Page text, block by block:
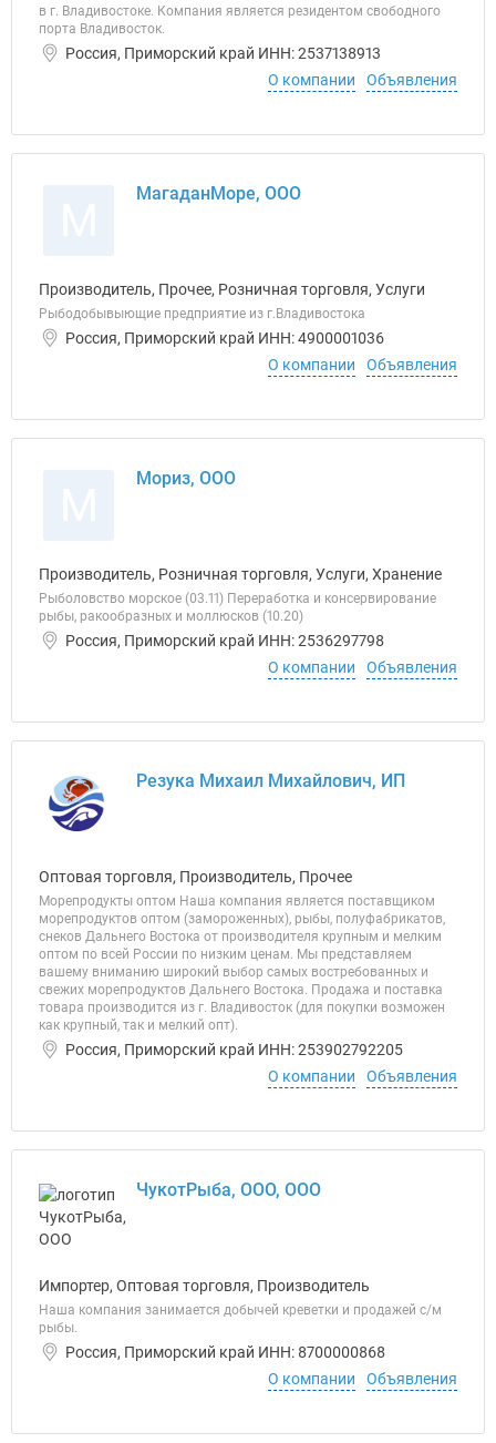
в г. Владивостоке. Компания является резидентом свободного
порта Владивосток.
Россия, Приморский край ИНН: 2537138913
О компании
Объявления
МагаданМоре, ООО
Производитель, Прочее, Розничная торговля, Услуги
Рыбодобывыющие предприятие из г.Владивостока
Россия, Приморский край ИНН: 4900001036
О компании
Объявления
Мориз, ООО
Производитель, Розничная торговля, Услуги, Хранение
Рыболовство морское (03.11) Переработка и консервирование
рыбы, ракообразных и моллюсков (10.20)
Россия, Приморский край ИНН: 2536297798
О компании
Объявления
Резука Михаил Михайлович, ИП
Оптовая торговля, Производитель, Прочее
Морепродукты оптом Наша компания является поставщиком
морепродуктов оптом (замороженных), рыбы, полуфабрикатов,
снеков Дальнего Востока от производителя крупным и мелким
оптом по всей России по низким ценам. Мы представляем
вашему вниманию широкий выбор самых востребованных и
свежих морепродуктов Дальнего Востока. Продажа и поставка
товара производится из г. Владивосток (для покупки возможен
как крупный, так и мелкий опт).
Россия, Приморский край ИНН: 253902792205
О компании
Объявления
ЧукотРыба, ООО, ООО
Импортер, Оптовая торговля, Производитель
Наша компания занимается добычей креветки и продажей с/м
рыбы.
Россия, Приморский край ИНН: 8700000868
О компании
Объявления